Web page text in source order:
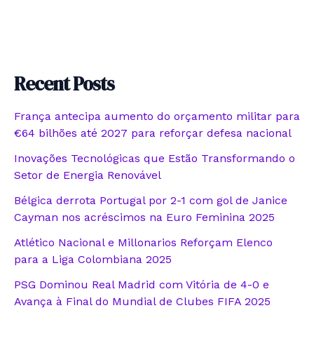
Recent Posts
França antecipa aumento do orçamento militar para
€64 bilhões até 2027 para reforçar defesa nacional
Inovações Tecnológicas que Estão Transformando o
Setor de Energia Renovável
Bélgica derrota Portugal por 2-1 com gol de Janice
Cayman nos acréscimos na Euro Feminina 2025
Atlético Nacional e Millonarios Reforçam Elenco
para a Liga Colombiana 2025
PSG Dominou Real Madrid com Vitória de 4-0 e
Avança à Final do Mundial de Clubes FIFA 2025